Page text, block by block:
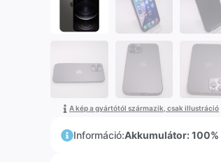
A kép a gyártótól származik, csak illustráció
Információ:Akkumulátor: 100%